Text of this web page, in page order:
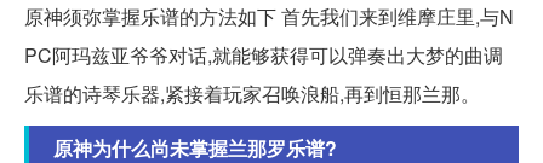
原神须弥掌握乐谱的方法如下 首先我们来到维摩庄里,与N
PC阿玛兹亚爷爷对话,就能够获得可以弹奏出大梦的曲调
乐谱的诗琴乐器,紧接着玩家召唤浪船,再到恒那兰那。
原神为什么尚未掌握兰那罗乐谱?